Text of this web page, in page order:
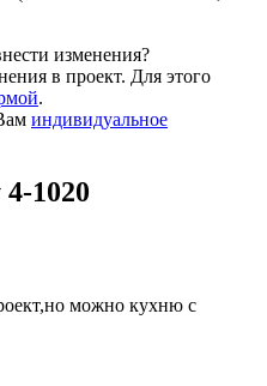
изменения?
в проект. Для этого
.
индивидуальное
1020
можно кухню с